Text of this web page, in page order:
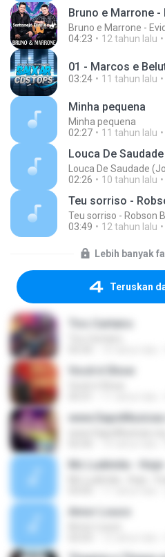
04:23
12 tahun lalu
03:24 11 tahun lalu
Minha pequena
Minha pequena
02:27
11 tahun lalu
Louca De
Louca De Saudade
02:26
10 tahun lalu
Teu sorriso -
Teu sorriso - Robson
03:49
12 tahun lalu
Lebih banyak
Teruskan
Tiro Certeiro
Você é Show
Mc Ludimila -
Amor Louco